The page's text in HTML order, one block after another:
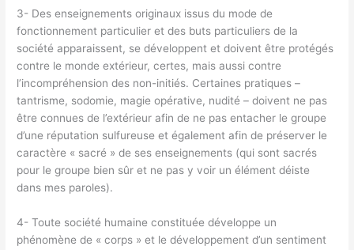
3- Des enseignements originaux issus du mode de
fonctionnement particulier et des buts particuliers de la
société apparaissent, se développent et doivent être protégés
contre le monde extérieur, certes, mais aussi contre
l’incompréhension des non-initiés. Certaines pratiques –
tantrisme, sodomie, magie opérative, nudité – doivent ne pas
être connues de l’extérieur afin de ne pas entacher le groupe
d’une réputation sulfureuse et également afin de préserver le
caractère « sacré » de ses enseignements (qui sont sacrés
pour le groupe bien sûr et ne pas y voir un élément déiste
dans mes paroles).
4- Toute société humaine constituée développe un
phénomène de « corps » et le développement d’un sentiment